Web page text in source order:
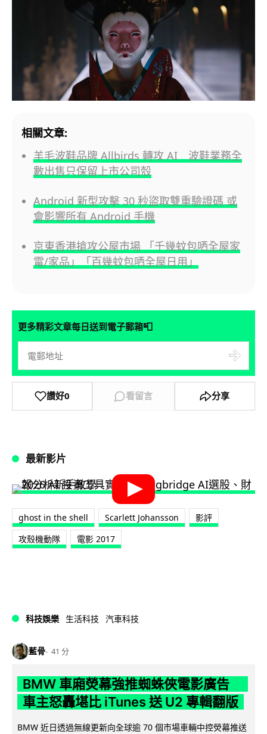
相關文章:
羊毛波鞋品牌 Allbirds 轉攻 AI 波鞋業務全
數出售只保留上市公司殼
Android 新型攻擊 30 秒盜取雙重驗證碼 或
會影響所有 Android 手機
京東香港搶攻公屋市場 「千幾蚊包哂全屋家
電/家品」「百幾蚊包哂全屋日用」
更多精彩文章每日送到電子郵箱📮
讚好0 看留言 分享
最新影片
ghost in the shell Scarlett Johansson
影評
攻殼機動隊
電影 2017
科技娛樂 生活科技 汽車科技
藍骨 41 分
BMW 車廂熒幕強推蜘蛛俠電影廣告
車主怒轟堪比 iTunes 送 U2 專輯翻版
BMW 近日透過無線更新向全球逾 70 個市場車輛中控熒幕推送